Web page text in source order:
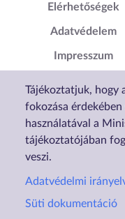
Tájékoztatjuk, hogy
fokozása
használatával a
tájékoztatójában
veszi.
Adatvédelmi
Süti dokumentáció
Elérhetőségek
Adatvédelem
Impresszum
Nyilatkozat